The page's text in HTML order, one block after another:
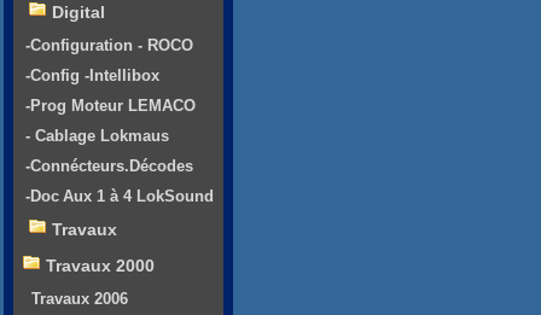
Digital
-Configuration - ROCO
-Config -Intellibox
-Prog Moteur LEMACO
- Cablage Lokmaus
-Connécteurs.Décodes
-Doc Aux 1 à 4 LokSound
Travaux
Travaux 2000
Travaux 2006